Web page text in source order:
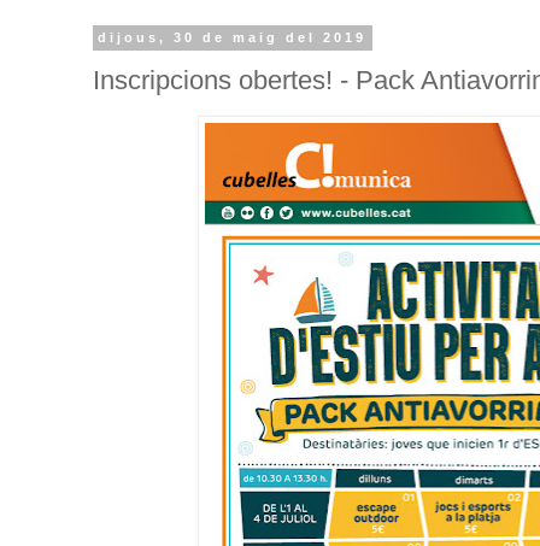
dijous, 30 de maig del 2019
Inscripcions obertes! - Pack